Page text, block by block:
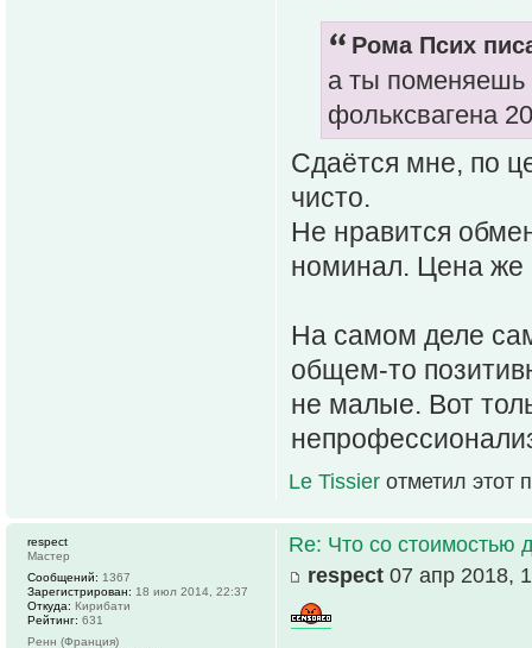
Рома Псих
а ты поменяешь
фольксвагена
Сдаётся мне, по
чисто.
Не нравится
номинал. Цена же
На самом деле
общем-то
не малые. Вот
Le Tissier отметил этот
Re: Что со стоимостью
respect 07 апр 2018,
respect
Мастер
Сообщений: 1367
Зарегистрирован: 18 июл 2014, 22:37
Откуда: Кирибати
Рейтинг: 631
Ренн (Франция)